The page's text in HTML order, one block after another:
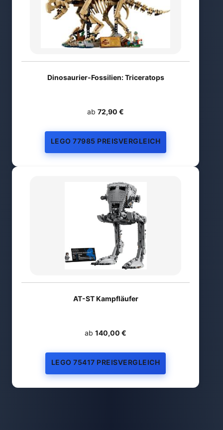
Dinosaurier-Fossilien: Triceratops
ab 72,90 €
LEGO 77985 PREISVERGLEICH
AT-ST Kampfläufer
ab 140,00 €
LEGO 75417 PREISVERGLEICH